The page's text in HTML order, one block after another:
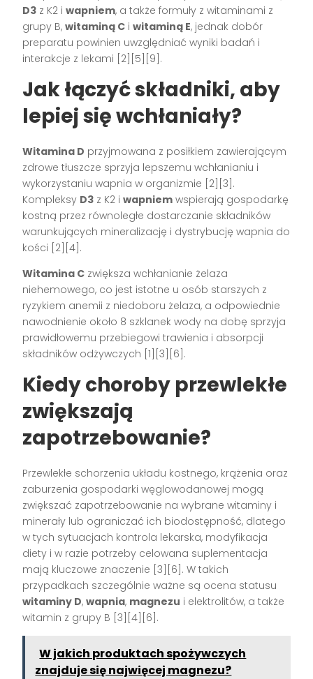
D3 z K2 iwapniem, a także formuły z witaminami z
grupy B,witaminą C iwitaminą E, jednak dobór
preparatu powinien uwzględniać wyniki badań i
interakcje z lekami [2][5][9].
Jak łączyć składniki, aby
lepiej się wchłaniały?
Witamina D przyjmowana z posiłkiem zawierającym
zdrowe tłuszcze sprzyja lepszemu wchłanianiu i
wykorzystaniu wapnia w organizmie [2][3].
Kompleksy D3 z K2 iwapniem wspierają gospodarkę
kostną przez równoległe dostarczanie składników
warunkujących mineralizację i dystrybucję wapnia do
kości [2][4].
Witamina C zwiększa wchłanianie żelaza
niehemowego, co jest istotne u osób starszych z
ryzykiem anemii z niedoboru żelaza, a odpowiednie
nawodnienie około 8 szklanek wody na dobę sprzyja
prawidłowemu przebiegowi trawienia i absorpcji
składników odżywczych [1][3][6].
Kiedy choroby przewlekłe
zwiększają
zapotrzebowanie?
Przewlekłe schorzenia układu kostnego, krążenia oraz
zaburzenia gospodarki węglowodanowej mogą
zwiększać zapotrzebowanie na wybrane witaminy i
minerały lub ograniczać ich biodostępność, dlatego
w tych sytuacjach kontrola lekarska, modyfikacja
diety i w razie potrzeby celowana suplementacja
mają kluczowe znaczenie [3][6]. W takich
przypadkach szczególnie ważne są ocena statusu
witaminy D,wapnia, magnezu i elektrolitów, a także
witamin z grupy B [3][4][6].
W jakich produktach spożywczych
znajduje się najwięcej magnezu?